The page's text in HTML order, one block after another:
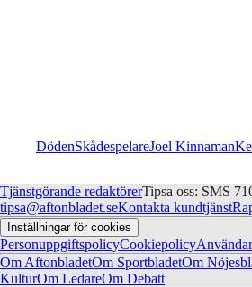
DödenSkådespelareJoel Kinnaman
Tjänstgörande redaktörerTipsa oss: SMS
tipsa@aftonbladet.seKontakta kundtjänst
Inställningar för cookies
PersonuppgiftspolicyCookiepolicy
Om AftonbladetOm SportbladetOm
KulturOm LedareOm Debatt